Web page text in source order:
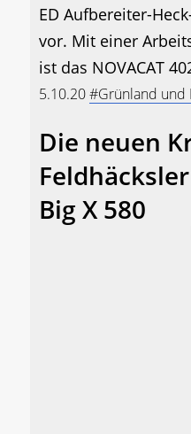
ED Aufbereiter-
vor. Mit einer
ist das NOVACAT
5.10.20#Grünland und
Die neuen
Big X 580